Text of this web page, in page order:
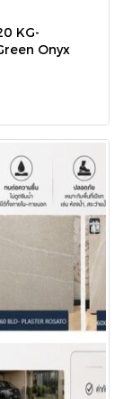
KG-
Onyx